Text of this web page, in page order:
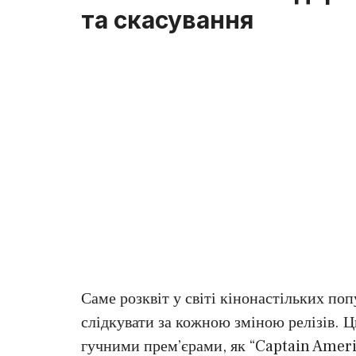
та скасування
Саме розквіт у світі кінонастільких
слідкувати за кожною зміною релізів.
гучними прем’єрами, як “Captain